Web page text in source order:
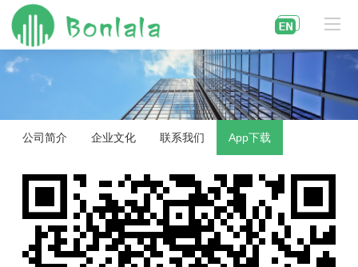
公司简介 企业文化 联系我们 App下载